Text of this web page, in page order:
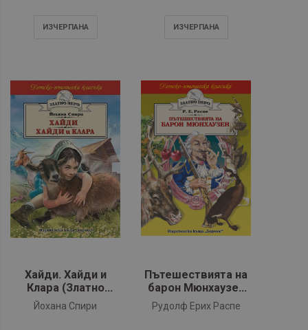
ИЗЧЕРПАНA ИЗЧЕРПАНA
Хайди. Хайди и
Клара (Златно
перо)
Йохана Спири
Пътешествията на
барон Мюнхаузен
(Златно перо)
Рудолф Ерих Распе